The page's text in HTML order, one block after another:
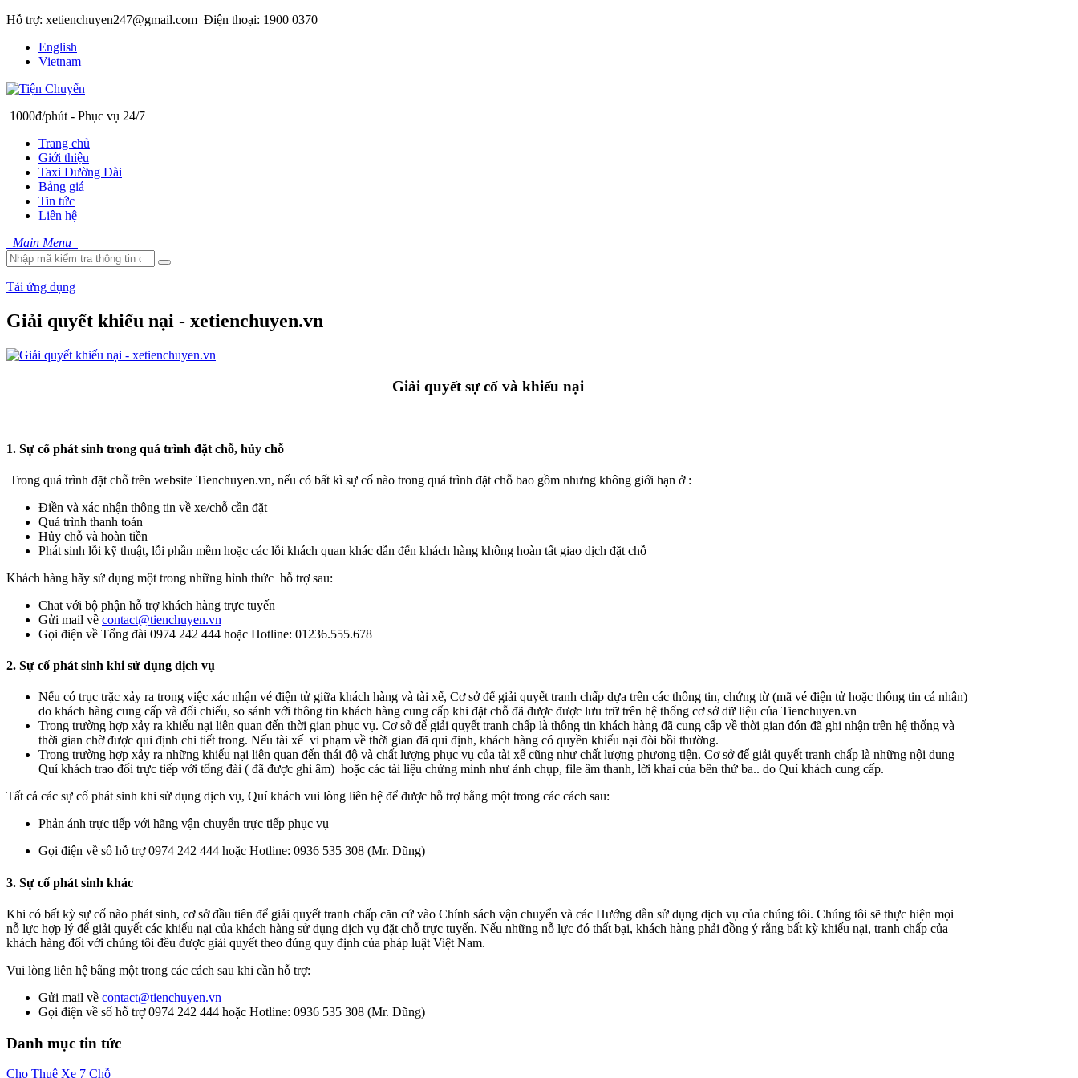
Hỗ trợ: xetienchuyen247@gmail.com Điện thoại: 1900 0370
English
Vietnam
1000đ/phút - Phục vụ 24/7
Trang chủ
Giới thiệu
Taxi Đường Dài
Bảng giá
Tin tức
Liên hệ
Main Menu
Tải ứng dụng
Giải quyết khiếu nại - xetienchuyen.vn
Giải quyết sự cố và khiếu nại
1. Sự cố phát sinh trong quá trình đặt chỗ, hủy chỗ
Trong quá trình đặt chỗ trên website Tienchuyen.vn, nếu có bất kì sự cố nào trong quá trình đặt chỗ bao gồm nhưng không giới hạn ở :
Điền và xác nhận thông tin về xe/chỗ cần đặt
Quá trình thanh toán
Hủy chỗ và hoàn tiền
Phát sinh lỗi kỹ thuật, lỗi phần mềm hoặc các lỗi khách quan khác dẫn đến khách hàng không hoàn tất giao dịch đặt chỗ
Khách hàng hãy sử dụng một trong những hình thức hỗ trợ sau:
Chat với bộ phận hỗ trợ khách hàng trực tuyến
Gửi mail về contact@tienchuyen.vn
Gọi điện về Tổng đài 0974 242 444 hoặc Hotline: 01236.555.678
2. Sự cố phát sinh khi sử dụng dịch vụ
Nếu có trục trặc xảy ra trong việc xác nhận vé điện tử giữa khách hàng và tài xế, Cơ sở để giải quyết tranh chấp dựa trên các thông tin, chứng từ (mã vé điện tử hoặc thông tin cá nhân)
do khách hàng cung cấp và đối chiếu, so sánh với thông tin khách hàng cung cấp khi đặt chỗ đã được được lưu trữ trên hệ thống cơ sở dữ liệu của Tienchuyen.vn
Trong trường hợp xảy ra khiếu nại liên quan đến thời gian phục vụ. Cơ sở để giải quyết tranh chấp là thông tin khách hàng đã cung cấp về thời gian đón đã ghi nhận trên hệ thống và
thời gian chờ được qui định chi tiết trong. Nếu tài xế vi phạm về thời gian đã qui định, khách hàng có quyền khiếu nại đòi bồi thường.
Trong trường hợp xảy ra những khiếu nại liên quan đến thái độ và chất lượng phục vụ của tài xế cũng như chất lượng phương tiện. Cơ sở để giải quyết tranh chấp là những nội dung
Quí khách trao đổi trực tiếp với tổng đài ( đã được ghi âm) hoặc các tài liệu chứng minh như ảnh chụp, file âm thanh, lời khai của bên thứ ba.. do Quí khách cung cấp.
Tất cả các sự cố phát sinh khi sử dụng dịch vụ, Quí khách vui lòng liên hệ để được hỗ trợ bằng một trong các cách sau:
Phản ánh trực tiếp với hãng vận chuyển trực tiếp phục vụ
Gọi điện về số hỗ trợ 0974 242 444 hoặc Hotline: 0936 535 308 (Mr. Dũng)
3. Sự cố phát sinh khác
Khi có bất kỳ sự cố nào phát sinh, cơ sở đầu tiên để giải quyết tranh chấp căn cứ vào Chính sách vận chuyển và các Hướng dẫn sử dụng dịch vụ của chúng tôi. Chúng tôi sẽ thực hiện mọi
nỗ lực hợp lý để giải quyết các khiếu nại của khách hàng sử dụng dịch vụ đặt chỗ trực tuyến. Nếu những nỗ lực đó thất bại, khách hàng phải đồng ý rằng bất kỳ khiếu nại, tranh chấp của
khách hàng đối với chúng tôi đều được giải quyết theo đúng quy định của pháp luật Việt Nam.
Vui lòng liên hệ bằng một trong các cách sau khi cần hỗ trợ:
Gửi mail về contact@tienchuyen.vn
Gọi điện về số hỗ trợ 0974 242 444 hoặc Hotline: 0936 535 308 (Mr. Dũng)
Danh mục tin tức
Cho Thuê Xe 7 Chỗ